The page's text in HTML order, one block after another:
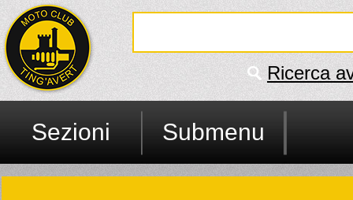
Ricerca
Sezioni Submenu